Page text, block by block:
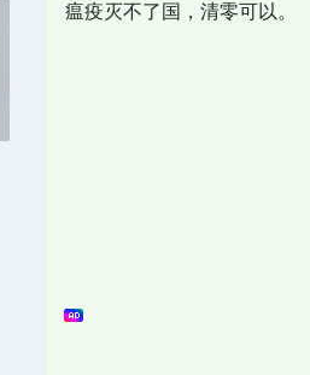
瘟疫灭不了国，清零可以。